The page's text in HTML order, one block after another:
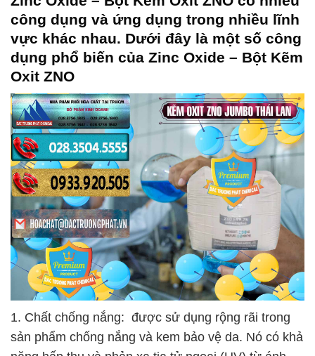
công dụng và ứng dụng trong nhiều lĩnh
vực khác nhau. Dưới đây là một số công
dụng phổ biến của Zinc Oxide – Bột Kẽm
Oxit ZNO
1. Chất chống nắng: được sử dụng rộng rãi trong
sản phẩm chống nắng và kem bảo vệ da. Nó có khả